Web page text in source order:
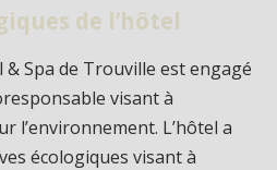
de l’hôtel
Spa de Trouville est engagé
visant à
l’environnement. L’hôtel a
écologiques visant à